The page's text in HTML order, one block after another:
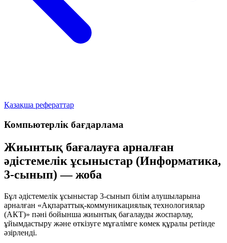
Қазақша рефераттар
Компьютерлік бағдарлама
Жиынтық бағалауға арналған
әдістемелік ұсыныстар (Информатика,
3-сынып) — жоба
Бұл әдістемелік ұсыныстар 3-сынып білім алушыларына
арналған «Ақпараттық-коммуникациялық технологиялар
(АКТ)» пәні бойынша жиынтық бағалауды жоспарлау,
ұйымдастыру және өткізуге мұғалімге көмек құралы ретінде
әзірленді.